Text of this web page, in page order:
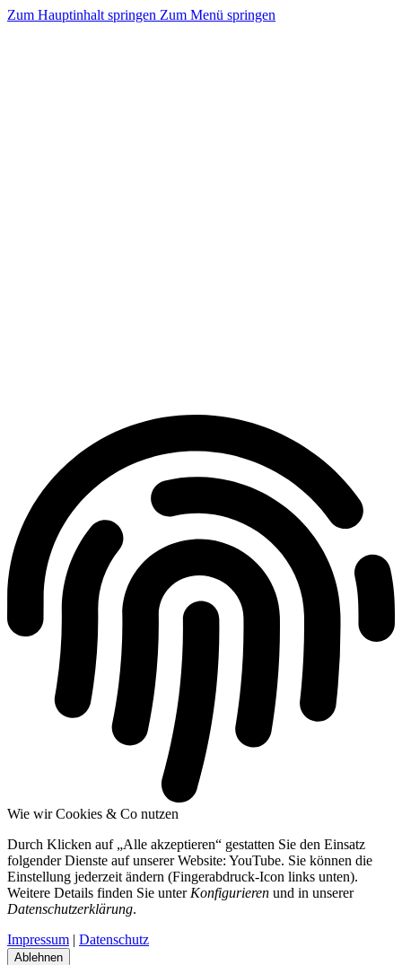
Zum Hauptinhalt springen Zum Menü springen
Wie wir Cookies & Co nutzen
Durch Klicken auf „Alle akzeptieren“ gestatten Sie den Einsatz
folgender Dienste auf unserer Website: YouTube. Sie können die
Einstellung jederzeit ändern (Fingerabdruck-Icon links unten).
Weitere Details finden Sie unter Konfigurieren und in unserer
Datenschutzerklärung.
Impressum | Datenschutz
Ablehnen